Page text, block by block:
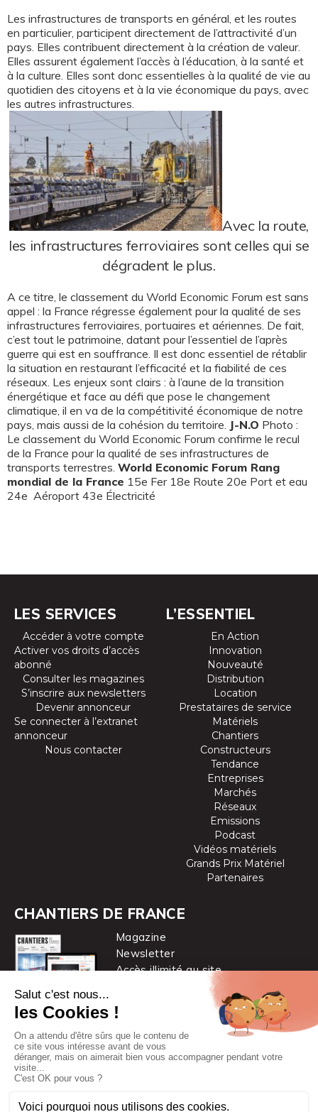
Les infrastructures de transports en général, et les routes
en particulier, participent directement de l’attractivité d’un
pays. Elles contribuent directement à la création de valeur.
Elles assurent également l’accès à l’éducation, à la santé et
à la culture. Elles sont donc essentielles à la qualité de vie au
quotidien des citoyens et à la vie économique du pays, avec
les autres infrastructures.
Avec la route,
les infrastructures ferroviaires sont celles qui se
dégradent le plus.
A ce titre, le classement du World Economic Forum est sans
appel : la France régresse également pour la qualité de ses
infrastructures ferroviaires, portuaires et aériennes. De fait,
c’est tout le patrimoine, datant pour l’essentiel de l’après
guerre qui est en souffrance. Il est donc essentiel de rétablir
la situation en restaurant l’efficacité et la fiabilité de ces
réseaux. Les enjeux sont clairs : à l’aune de la transition
énergétique et face au défi que pose le changement
climatique, il en va de la compétitivité économique de notre
pays, mais aussi de la cohésion du territoire. J-N.O Photo :
Le classement du World Economic Forum confirme le recul
de la France pour la qualité de ses infrastructures de
transports terrestres. World Economic Forum Rang
mondial de la France 15e Fer 18e Route 20e Port et eau
24e Aéroport 43e Électricité
LES SERVICES
Accéder à votre compte
Activer vos droits d’accès
abonné
Consulter les magazines
S’inscrire aux newsletters
Devenir annonceur
Se connecter à l’extranet
annonceur
Nous contacter
L’ESSENTIEL
En Action
Innovation
Nouveauté
Distribution
Location
Prestataires de service
Matériels
Chantiers
Constructeurs
Tendance
Entreprises
Marchés
Réseaux
Emissions
Podcast
Vidéos matériels
Grands Prix Matériel
Partenaires
CHANTIERS DE FRANCE
Magazine
Newsletter
Accès illimité au site
Chantiers de France est une marque